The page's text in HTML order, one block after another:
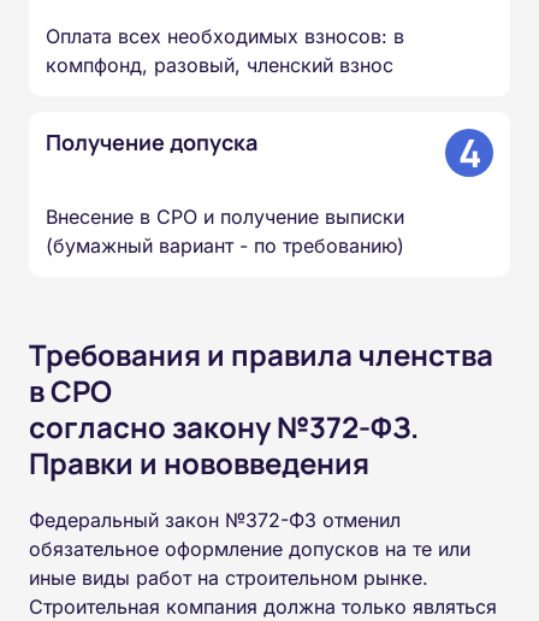
Оплата всех необходимых взносов: в
компфонд, разовый, членский взнос
Получение допуска 4
Внесение в СРО и получение выписки
(бумажный вариант - по требованию)
Требования и правила членства
в СРО
согласно закону №372-ФЗ.
Правки и нововведения
Федеральный закон №372-ФЗ отменил
обязательное оформление допусков на те или
иные виды работ на строительном рынке.
Строительная компания должна только являться